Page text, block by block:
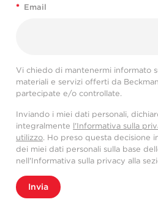
* Email
Vi chiedo di mantenermi informato
materiali e servizi offerti da
partecipate e/o controllate.
Inviando i miei dati personali,
integralmente l'Informativa sulla
utilizzo. Ho preso questa decisione
dei miei dati personali sulla base
nell'Informativa sulla privacy alla
Invia